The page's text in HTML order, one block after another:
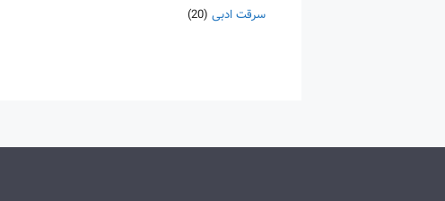
سرقت ادبی (20)